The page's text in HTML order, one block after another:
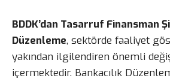
BDDK’dan Tasarruf Finansman
Düzenleme, sektörde faaliyet
yakından ilgilendiren önemli
içermektedir. Bankacılık